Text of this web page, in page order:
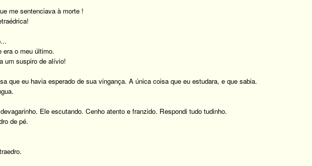
me sentenciava à morte !
era o meu último.
um suspiro de alívio!
que eu havia esperado de sua vingança. A única coisa que eu estudara, e que sabia.
Ele escutando. Cenho atento e franzido. Respondi tudo tudinho.
de pé.